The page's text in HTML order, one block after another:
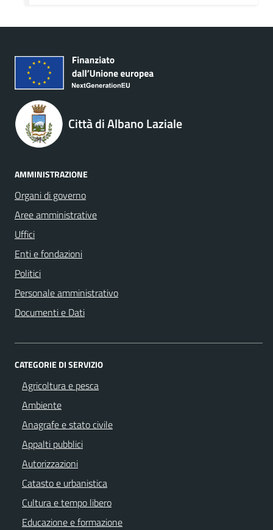
Città di Albano Laziale
AMMINISTRAZIONE
Organi di governo
Aree amministrative
Uffici
Enti e fondazioni
Politici
Personale amministrativo
Documenti e Dati
CATEGORIE DI SERVIZIO
Agricoltura e pesca
Ambiente
Anagrafe e stato civile
Appalti pubblici
Autorizzazioni
Catasto e urbanistica
Cultura e tempo libero
Educazione e formazione